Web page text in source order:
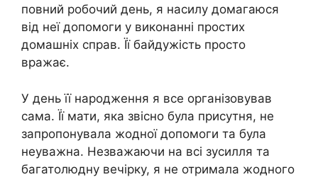
повний робочий день, я насилу домагаюся
від неї допомоги у виконанні простих
домашніх справ. Її байдужість просто
вражає.
У день її народження я все організовував
сама. Її мати, яка звісно була присутня, не
запропонувала жодної допомоги та була
неуважна. Незважаючи на всі зусилля та
багатолюдну вечірку, я не отримала жодного